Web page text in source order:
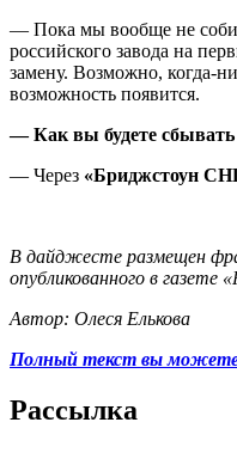
— Пока мы вообще не
российского завода на
замену. Возможно, когда-
возможность появится.
— Как вы будете
— Через «Бриджстоун
В дайджесте размещен
опубликованного в газете
Автор: Олеся Елькова
Полный текст вы
Рассылка